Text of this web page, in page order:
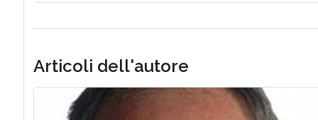
Articoli dell'autore